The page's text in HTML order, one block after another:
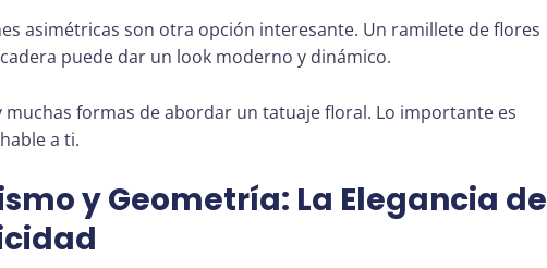
asimétricas son otra opción interesante. Un ramillete de flores
puede dar un look moderno y dinámico.
muchas formas de abordar un tatuaje floral. Lo importante es
a ti.
y Geometría: La Elegancia de